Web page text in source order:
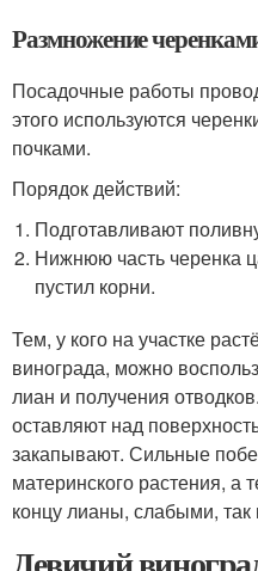
Размножение
Посадочные работы
этого используются
почками.
Порядок действий:
Подготавливают
Нижнюю часть черенка
пустил корни.
Тем, у кого на участке
винограда, можно
лиан и получения
оставляют над
закапывают. Сильные
материнского растения, а
концу лианы, слабыми, так